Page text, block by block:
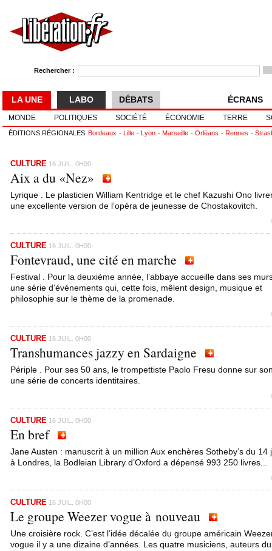
Rechercher :
LA UNE LABO DÉBATS ÉCRANS
MONDE POLITIQUES SOCIÉTÉ ÉCONOMIE TERRE
ÉDITIONS RÉGIONALES Bordeaux Lille Lyon Marseille Orléans Rennes
CULTURE 16 JUIL. 0H00
Aix a du «Nez»
Lyrique . Le plasticien William Kentridge et le chef Kazushi Ono
une excellente version de l’opéra de jeunesse de Chostakovitch.
CULTURE 16 JUIL. 0H00
Fontevraud, une cité en marche
Festival . Pour la deuxième année, l’abbaye accueille dans ses
une série d’événements qui, cette fois, mêlent design, musique et
philosophie sur le thème de la promenade.
CULTURE 16 JUIL. 0H00
Transhumances jazzy en Sardaigne
Périple . Pour ses 50 ans, le trompettiste Paolo Fresu donne sur
une série de concerts identitaires.
CULTURE 16 JUIL. 0H00
En bref
Jane Austen : manuscrit à un million Aux enchères Sotheby’s du 14
à Londres, la Bodleian Library d’Oxford a dépensé 993 250 livres...
CULTURE 16 JUIL. 0H00
Le groupe Weezer vogue à nouveau
Une croisière rock. C’est l’idée décalée du groupe américain
vogue il y a une dizaine d’années. Les quatre musiciens, auteurs